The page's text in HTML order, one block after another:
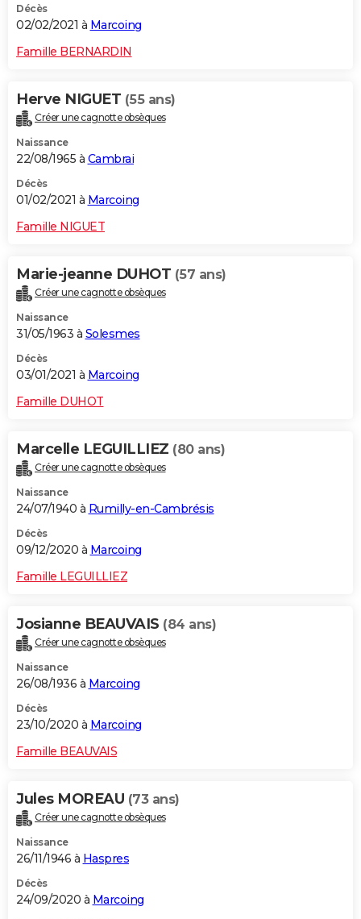
Décès
02/02/2021 à Marcoing
Famille BERNARDIN
Herve NIGUET (55 ans)
Créer une cagnotte obsèques
Naissance
22/08/1965 à Cambrai
Décès
01/02/2021 à Marcoing
Famille NIGUET
Marie-jeanne DUHOT (57 ans)
Créer une cagnotte obsèques
Naissance
31/05/1963 à Solesmes
Décès
03/01/2021 à Marcoing
Famille DUHOT
Marcelle LEGUILLIEZ (80 ans)
Créer une cagnotte obsèques
Naissance
24/07/1940 à Rumilly-en-Cambrésis
Décès
09/12/2020 à Marcoing
Famille LEGUILLIEZ
Josianne BEAUVAIS (84 ans)
Créer une cagnotte obsèques
Naissance
26/08/1936 à Marcoing
Décès
23/10/2020 à Marcoing
Famille BEAUVAIS
Jules MOREAU (73 ans)
Créer une cagnotte obsèques
Naissance
26/11/1946 à Haspres
Décès
24/09/2020 à Marcoing